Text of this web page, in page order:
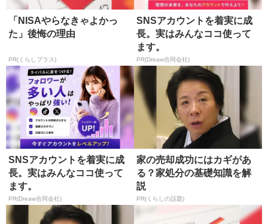
「NISAやらなきゃよかっ
た」後悔の理由
PR(くらしプラス)
SNSアカウントを着実に成
長。実はみんなココ使って
ます。
PR(Dreaw合同会社)
SNSアカウントを着実に成
長。実はみんなココ使って
ます。
PR(Dreaw合同会社)
家の売却成功にはカギがあ
る？家処分の基礎知識を解
説
PR(くらしの話題)